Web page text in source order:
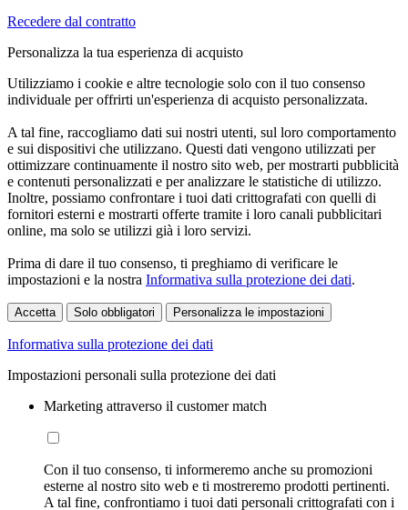
Recedere dal contratto
Personalizza la tua esperienza di acquisto
Utilizziamo i cookie e altre tecnologie solo con il tuo consenso
individuale per offrirti un'esperienza di acquisto personalizzata.
A tal fine, raccogliamo dati sui nostri utenti, sul loro comportamento
e sui dispositivi che utilizzano. Questi dati vengono utilizzati per
ottimizzare continuamente il nostro sito web, per mostrarti pubblicità
e contenuti personalizzati e per analizzare le statistiche di utilizzo.
Inoltre, possiamo confrontare i tuoi dati crittografati con quelli di
fornitori esterni e mostrarti offerte tramite i loro canali pubblicitari
online, ma solo se utilizzi già i loro servizi.
Prima di dare il tuo consenso, ti preghiamo di verificare le
impostazioni e la nostra Informativa sulla protezione dei dati.
Accetta Solo obbligatori Personalizza le impostazioni
Informativa sulla protezione dei dati
Impostazioni personali sulla protezione dei dati
Marketing attraverso il customer match
Con il tuo consenso, ti informeremo anche su promozioni
esterne al nostro sito web e ti mostreremo prodotti pertinenti.
A tal fine, confrontiamo i tuoi dati personali crittografati con i